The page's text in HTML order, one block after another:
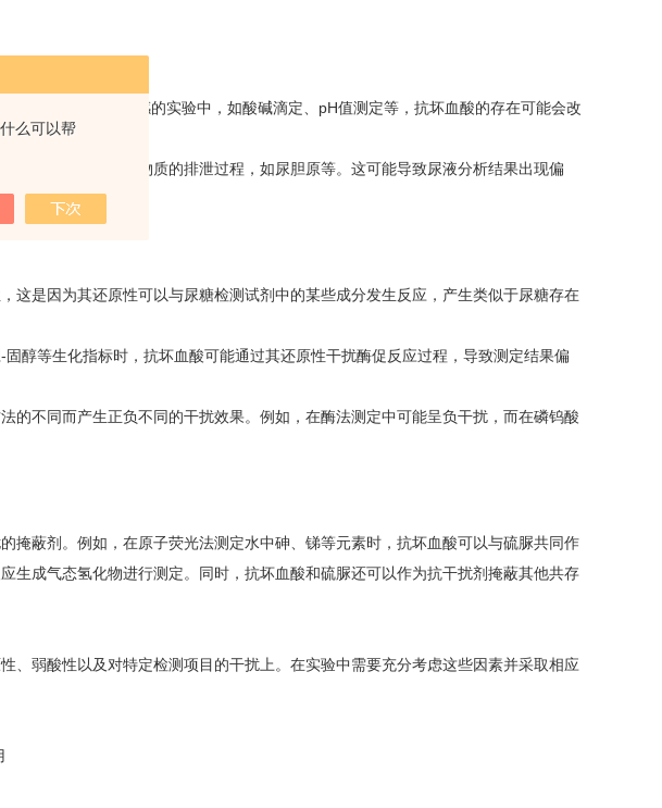
么可以帮
。在某些对pH值敏感的实验中，如酸碱滴定、pH值测定等，抗坏血酸的存在可能会改
竞争性地影响某些物质的排泄过程，如尿胆原等。这可能导致尿液分析结果出现偏
这是因为其还原性可以与尿糖检测试剂中的某些成分发生反应，产生类似于尿糖存在
固醇等生化指标时，抗坏血酸可能通过其还原性干扰酶促反应过程，导致测定结果偏
的不同而产生正负不同的干扰效果。例如，在酶法测定中可能呈负干扰，而在磷钨酸
掩蔽剂。例如，在原子荧光法测定水中砷、锑等元素时，抗坏血酸可以与硫脲共同作
生成气态氢化物进行测定。同时，抗坏血酸和硫脲还可以作为抗干扰剂掩蔽其他共存
、弱酸性以及对特定检测项目的干扰上。在实验中需要充分考虑这些因素并采取相应